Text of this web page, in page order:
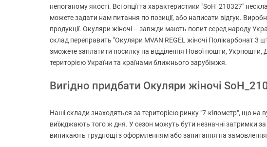
непоганому якості. Всі опції та характеристики "SoH_210327"
можете задати нам питання по позиції, або написати відгук.
продукції. Окуляри жіночі – завжди мають попит серед народу
склад переправить "Окуляри MVAN REGEL жіночі Полікарбонат
зможете заплатити посилку на відділення Нової пошти, Укрпошти,
територією України та країнами ближнього зарубіжжя.
Вигідно придбати Окуляри жіночі
Наші склади знаходяться за територією ринку "7-кілометр", що на
виїжджають того ж дня. У сезон можуть бути незначні затримки
виникають труднощі з оформленням або запитання на замовлення,